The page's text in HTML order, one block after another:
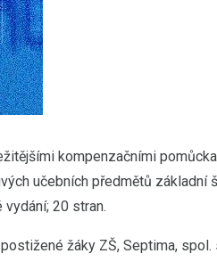
kompenzačními
učebních předmětů základní
vydání; 20 stran.
žáky ZŠ, Septima, spol.